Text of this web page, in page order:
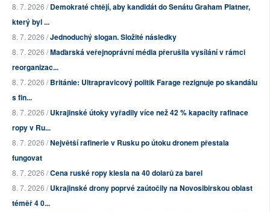
8. 7. 2026 /Demokraté chtějí, aby kandidát do Senátu Graham Platner,
který byl ...
8. 7. 2026 /Jednoduchý slogan. Složité následky
8. 7. 2026 /Maďarská veřejnoprávní média přerušila vysílání v rámci
reorganizac...
8. 7. 2026 /Británie: Ultrapravicový politik Farage rezignuje po skandálu
s fin...
8. 7. 2026 /Ukrajinské útoky vyřadily více než 42 % kapacity rafinace
ropy v Ru...
8. 7. 2026 /Největší rafinerie v Rusku po útoku dronem přestala
fungovat
8. 7. 2026 /Cena ruské ropy klesla na 40 dolarů za barel
8. 7. 2026 /Ukrajinské drony poprvé zaútočily na Novosibirskou oblast
téměř 4 0...